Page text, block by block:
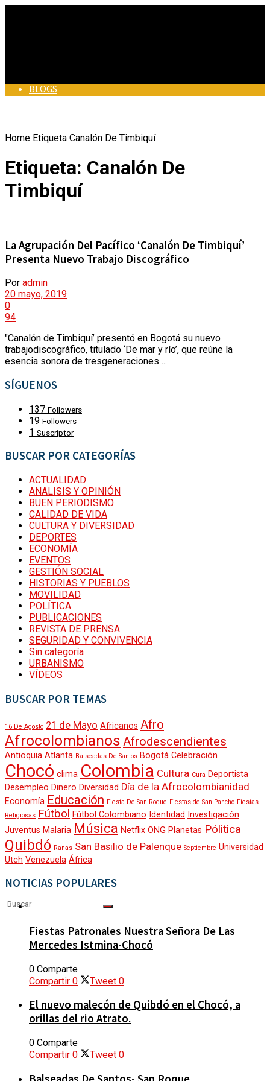
BLOGS
BUEN PERIODISMO
EN MUNICIPIOS
ALCALDES DE COLOMBIA
VÍDEOS
ACTUALIDAD
VIRALES
PUBLICACIONES
CATEGORÍAS
SECCIONES
POLÍTICA
SEGURIDAD Y CONVIVENCIA
REVISTA DE PRENSA
URBANISMO
ECONOMÍA
DEPORTES
GESTIÓN SOCIAL
MOVILIDAD
CALIDAD DE VIDA
ANALISIS Y OPINIÓN
BUEN PERIODISMO
EN MUNICIPIOS
ALCALDES DE COLOMBIA
ACTUALIDAD
VIRALES
CATEGORÍAS
SECCIONES
POLÍTICA
SEGURIDAD Y CONVIVENCIA
URBANISMO
ECONOMÍA
DEPORTES
GESTIÓN SOCIAL
MOVILIDAD
CALIDAD DE VIDA
CULTURA Y DIVERSIDAD
EVENTOS
CALENDARIO
HISTORIAS Y PUEBLOS
TIGO RADIO
CONTACTO
Sin resultados
Ver todos los resultados
Home Etiqueta Canalón De Timbiquí
Etiqueta: Canalón De
Timbiquí
La Agrupación Del Pacífico ‘Canalón De Timbiquí’
Presenta Nuevo Trabajo Discográfico
Por admin
20 mayo, 2019
0
94
"Canalón de Timbiquí’ presentó en Bogotá su nuevo
trabajodiscográfico, titulado ‘De mar y río’, que reúne la
esencia sonora de tresgeneraciones ...
SÍGUENOS
137 Followers
19 Followers
1 Suscriptor
BUSCAR POR CATEGORÍAS
ACTUALIDAD
ANALISIS Y OPINIÓN
BUEN PERIODISMO
CALIDAD DE VIDA
CULTURA Y DIVERSIDAD
DEPORTES
ECONOMÍA
EVENTOS
GESTIÓN SOCIAL
HISTORIAS Y PUEBLOS
MOVILIDAD
POLÍTICA
PUBLICACIONES
REVISTA DE PRENSA
SEGURIDAD Y CONVIVENCIA
Sin categoría
URBANISMO
VÍDEOS
BUSCAR POR TEMAS
16 De Agosto 21 de Mayo Africanos Afro
Afrocolombianos Afrodescendientes
Antioquia Atlanta Balseadas De Santos Bogotá Celebración
Chocó clima Colombia Cultura Cura Deportista
Desempleo Dinero Diversidad Día de la Afrocolombianidad
Economía Educación Fiesta De San Roque Fiestas de San Pancho Fiestas
Religiosas Fútbol Fútbol Colombiano Identidad
Investigación
Juventus Malaria Música Netflix ONG Planetas Pólitica
Quibdó Ranas San Basilio de Palenque Septiembre Universidad
Utch Venezuela África
NOTICIAS POPULARES
Fiestas Patronales Nuestra Señora De Las
Mercedes Istmina-Chocó
0 Comparte
Compartir 0 Tweet 0
El nuevo malecón de Quibdó en el Chocó, a
orillas del rio Atrato.
0 Comparte
Compartir 0 Tweet 0